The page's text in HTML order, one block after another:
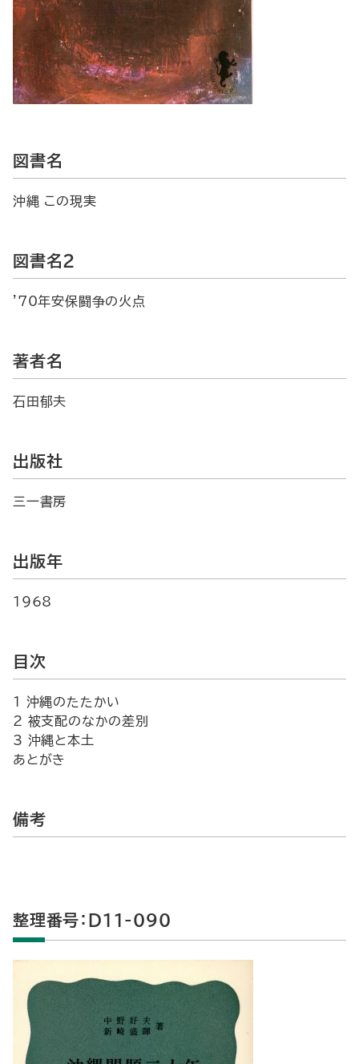
図書名
沖縄 この現実
図書名2
'70年安保闘争の火点
著者名
石田郁夫
出版社
三一書房
出版年
1968
目次
1 沖縄のたたかい
2 被支配のなかの差別
3 沖縄と本土
あとがき
備考
整理番号：D11-090